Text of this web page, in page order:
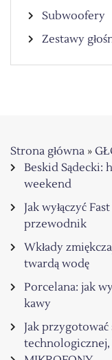
Subwoofery
Zestawy
Strona główna »
Beskid Sądecki:
weekend
Jak wyłączyć
przewodnik
Wkłady
twardą wodę
Porcelana: jak
kawy
Jak